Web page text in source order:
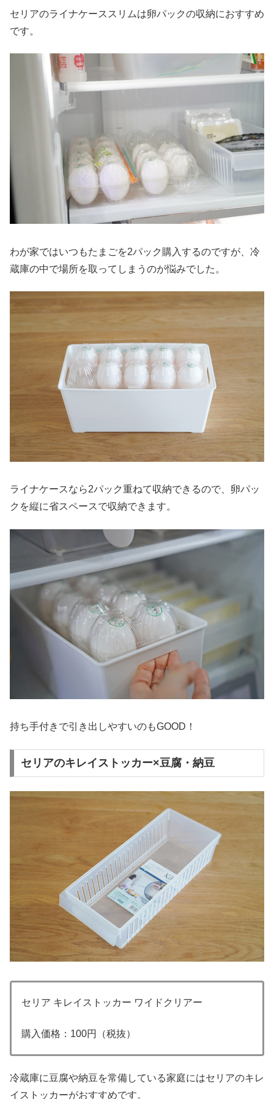
セリアのライナケーススリムは卵パックの収納におすすめ
です。
わが家ではいつもたまごを2パック購入するのですが、冷
蔵庫の中で場所を取ってしまうのが悩みでした。
ライナケースなら2パック重ねて収納できるので、卵パッ
クを縦に省スペースで収納できます。
持ち手付きで引き出しやすいのもGOOD！
セリアのキレイストッカー×豆腐・納豆
セリア キレイストッカー ワイドクリアー
購入価格：100円（税抜）
冷蔵庫に豆腐や納豆を常備している家庭にはセリアのキレ
イストッカーがおすすめです。